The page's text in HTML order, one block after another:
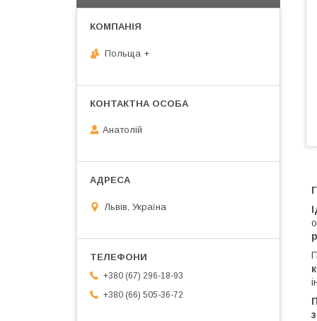
Польща +
Анатолій
Львів, Україна
+380 (67) 296-18-93
+380 (66) 505-36-72